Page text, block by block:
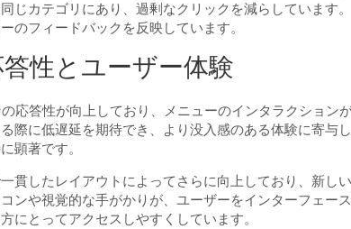
じカテゴリにあり、過剰なクリックを減らしています
のフィードバックを反映しています。
性とユーザー体験
応答性が向上しており、メニューのインタラクション
際に低遅延を期待でき、より没入感のある体験に寄与
顕著です。
貫したレイアウトによってさらに向上しており、新し
ンや視覚的な手がかりが、ユーザーをインターフェー
にとってアクセスしやすくしています。